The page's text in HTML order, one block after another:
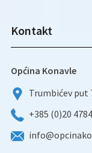
Kontakt
Općina Konavle
Trumbićev put
+385 (0)20